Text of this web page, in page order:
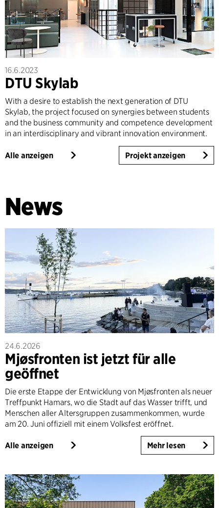
16.6.2023
DTU Skylab
With a desire to establish the next generation of DTU
Skylab, the project focused on synergies between students
and the business community and competence development
in an interdisciplinary and vibrant innovation environment.
Alle anzeigen Projekt anzeigen
News
24.6.2026
Mjøsfronten ist jetzt für alle
geöffnet
Die erste Etappe der Entwicklung von Mjøsfronten als neuer
Treffpunkt Hamars, wo die Stadt auf das Wasser trifft, und
Menschen aller Altersgruppen zusammenkommen, wurde
am 20. Juni offiziell mit einem Volksfest eröffnet.
Alle anzeigen Mehr lesen